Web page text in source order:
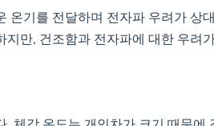
기를 전달하며 전자파 우려가 상
만, 건조함과 전자파에 대한 우려